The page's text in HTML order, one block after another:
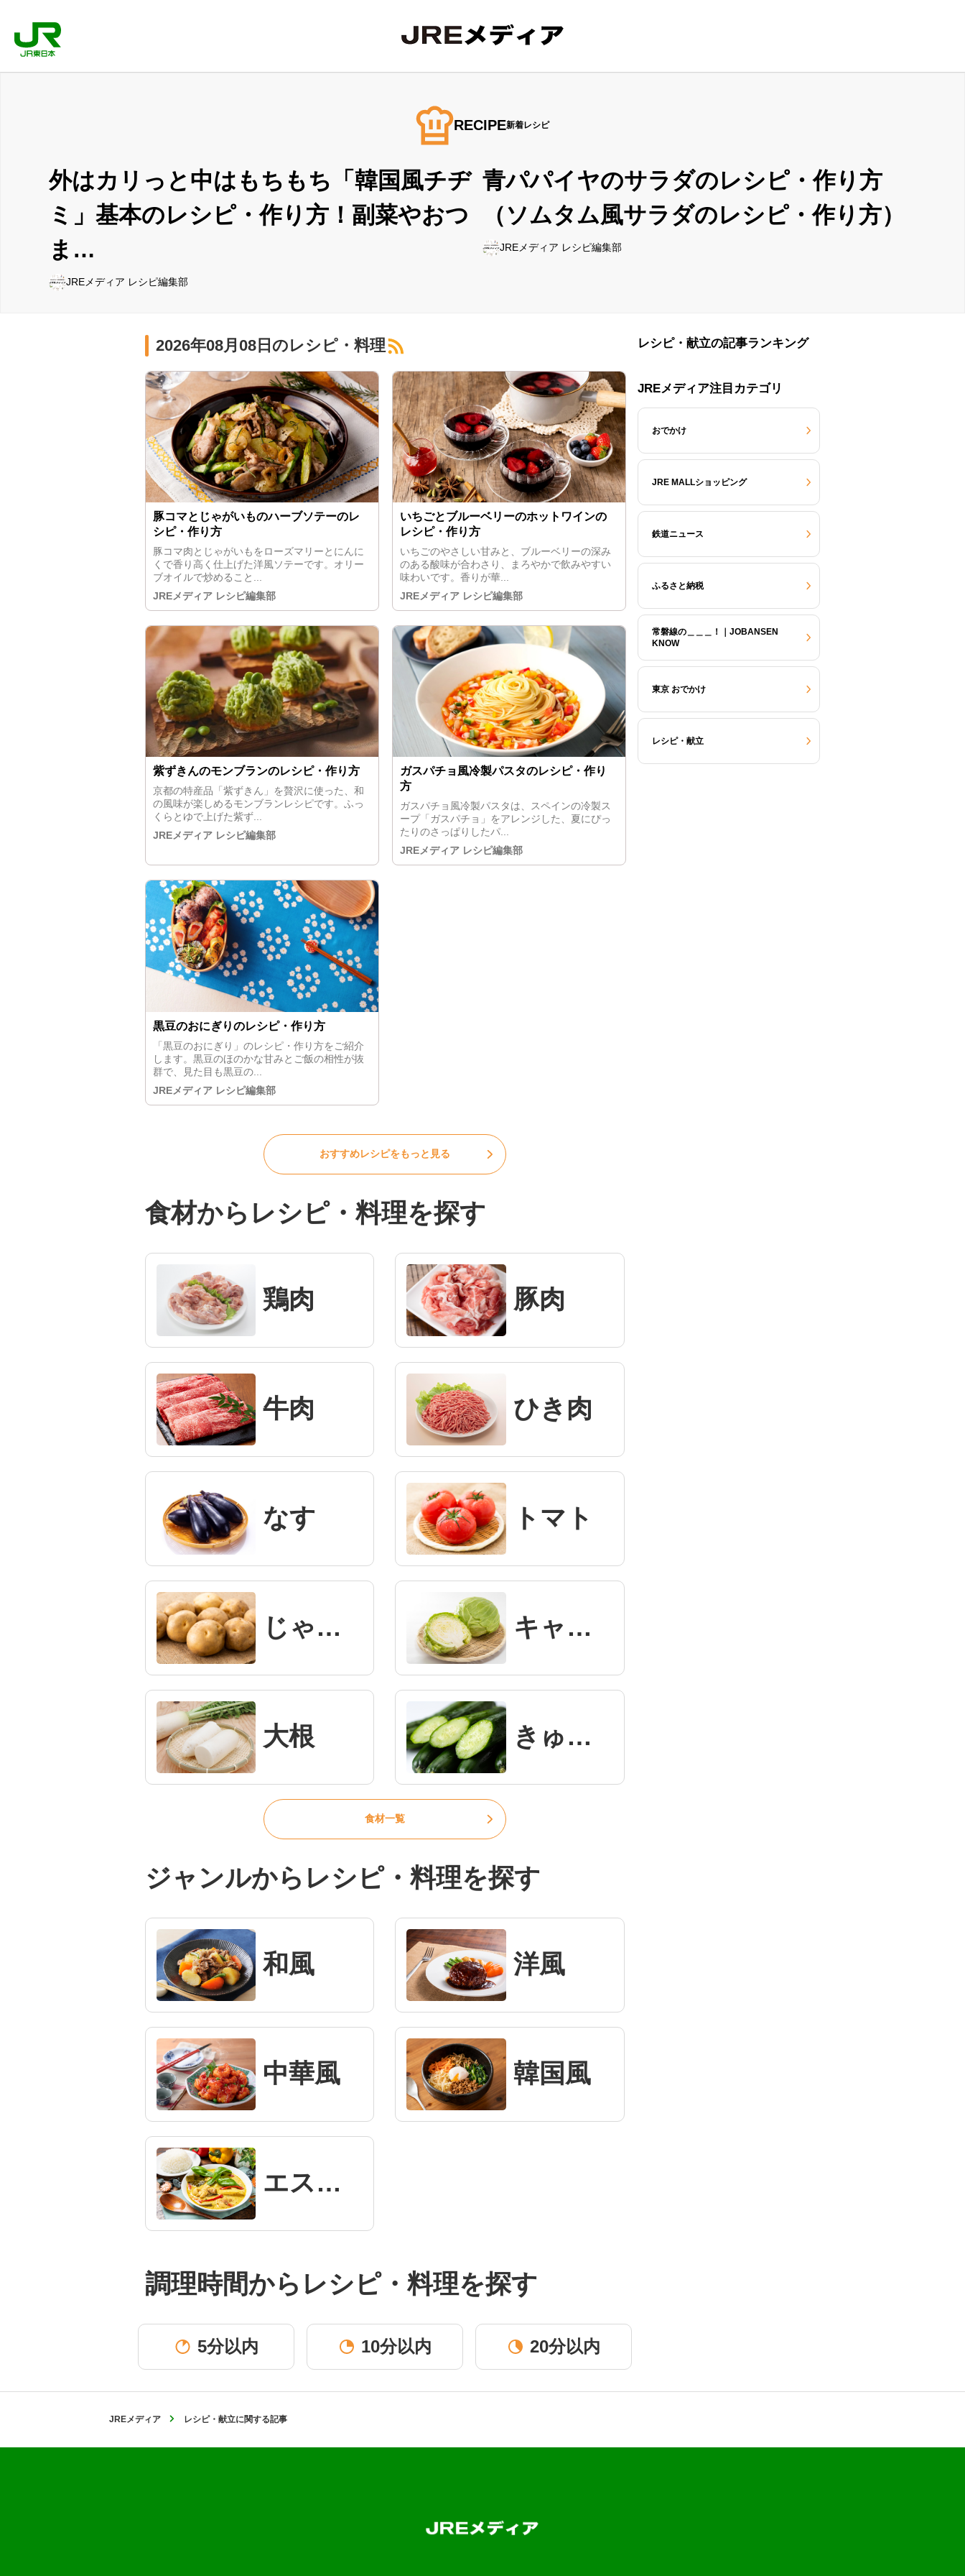
RECIPE新着レシピ
外はカリっと中はもちもち「韓国風チヂ
ミ」基本のレシピ・作り方！副菜やおつ
ま…
JREメディア レシピ編集部
青パパイヤのサラダのレシピ・作り方
（ソムタム風サラダのレシピ・作り方）
JREメディア レシピ編集部
2026年08月08日のレシピ・料理
豚コマとじゃがいものハーブソテーのレ
シピ・作り方
豚コマ肉とじゃがいもをローズマリーとにんに
くで香り高く仕上げた洋風ソテーです。オリー
ブオイルで炒めること...
JREメディア レシピ編集部
いちごとブルーベリーのホットワインの
レシピ・作り方
いちごのやさしい甘みと、ブルーベリーの深み
のある酸味が合わさり、まろやかで飲みやすい
味わいです。香りが華...
JREメディア レシピ編集部
紫ずきんのモンブランのレシピ・作り方
京都の特産品「紫ずきん」を贅沢に使った、和
の風味が楽しめるモンブランレシピです。ふっ
くらとゆで上げた紫ず...
JREメディア レシピ編集部
ガスパチョ風冷製パスタのレシピ・作り
方
ガスパチョ風冷製パスタは、スペインの冷製ス
ープ「ガスパチョ」をアレンジした、夏にぴっ
たりのさっぱりしたパ...
JREメディア レシピ編集部
黒豆のおにぎりのレシピ・作り方
「黒豆のおにぎり」のレシピ・作り方をご紹介
します。黒豆のほのかな甘みとご飯の相性が抜
群で、見た目も黒豆の...
JREメディア レシピ編集部
おすすめレシピをもっと見る
食材からレシピ・料理を探す
鶏肉 豚肉
牛肉 ひき肉
なす トマト
じゃがいも キャベツ
大根 きゅうり
食材一覧
ジャンルからレシピ・料理を探す
和風 洋風
中華風 韓国風
エスニック風
調理時間からレシピ・料理を探す
5分以内 10分以内 20分以内
レシピ・献立の記事ランキング
JREメディア注目カテゴリ
おでかけ
JRE MALLショッピング
鉄道ニュース
ふるさと納税
常磐線の＿＿＿！｜JOBANSEN
KNOW
東京 おでかけ
レシピ・献立
JREメディア レシピ・献立に関する記事